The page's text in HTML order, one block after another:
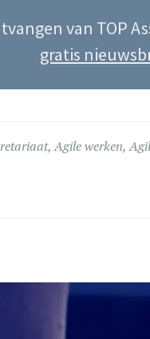
van TOP
gratis
,Agile werken,